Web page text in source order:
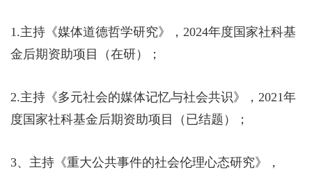
1.主持《媒体道德哲学研究》， 2024年度国家社科基
金后期资助项目（在研）；
2.主持《多元社会的媒体记忆与社会共识》， 2021年
度国家社科基金后期资助项目（已结题）；
3、主持《重大公共事件的社会伦理心态研究》，